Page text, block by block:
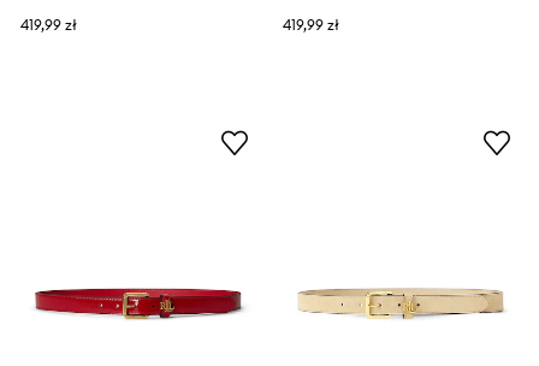
419,99 zł
419,99 zł